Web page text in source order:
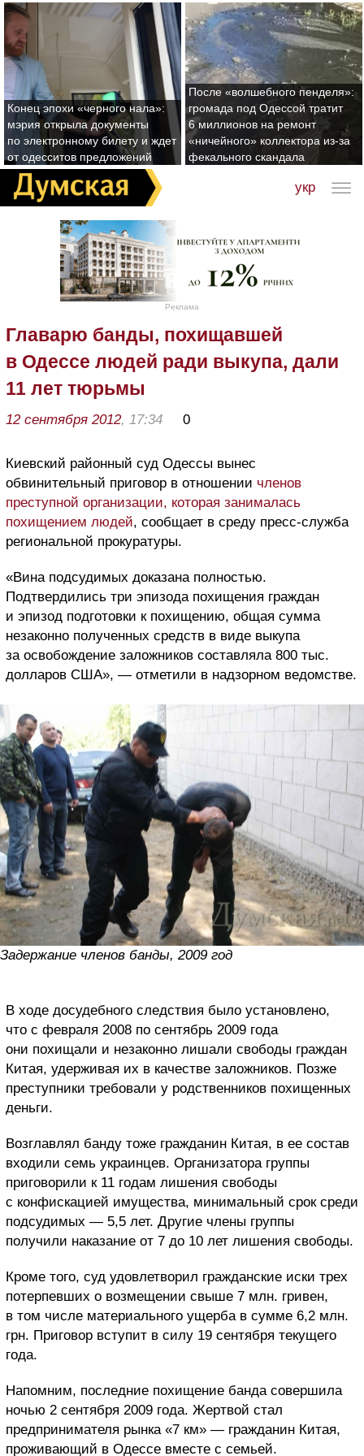
Конец эпохи «черного нала»:
мэрия открыла документы
по электронному билету и ждет
от одесситов предложений
После «волшебного пенделя»:
громада под Одессой тратит
6 миллионов на ремонт
«ничейного» коллектора из-за
фекального скандала
укр
Реклама
Главарю банды, похищавшей
в Одессе людей ради выкупа, дали
11 лет тюрьмы
12 сентября 2012, 17:34 0
Киевский районный суд Одессы вынес
обвинительный приговор в отношении членов
преступной организации, которая занималась
похищением людей, сообщает в среду пресс-служба
региональной прокуратуры.
«Вина подсудимых доказана полностью.
Подтвердились три эпизода похищения граждан
и эпизод подготовки к похищению, общая сумма
незаконно полученных средств в виде выкупа
за освобождение заложников составляла 800 тыс.
долларов США», — отметили в надзорном ведомстве.
Задержание членов банды, 2009 год
В ходе досудебного следствия было установлено,
что с февраля 2008 по сентябрь 2009 года
они похищали и незаконно лишали свободы граждан
Китая, удерживая их в качестве заложников. Позже
преступники требовали у родственников похищенных
деньги.
Возглавлял банду тоже гражданин Китая, в ее состав
входили семь украинцев. Организатора группы
приговорили к 11 годам лишения свободы
с конфискацией имущества, минимальный срок среди
подсудимых — 5,5 лет. Другие члены группы
получили наказание от 7 до 10 лет лишения свободы.
Кроме того, суд удовлетворил гражданские иски трех
потерпевших о возмещении свыше 7 млн. гривен,
в том числе материального ущерба в сумме 6,2 млн.
грн. Приговор вступит в силу 19 сентября текущего
года.
Напомним, последние похищение банда совершила
ночью 2 сентября 2009 года. Жертвой стал
предпринимателя рынка «7 км» — гражданин Китая,
проживающий в Одессе вместе с семьей.